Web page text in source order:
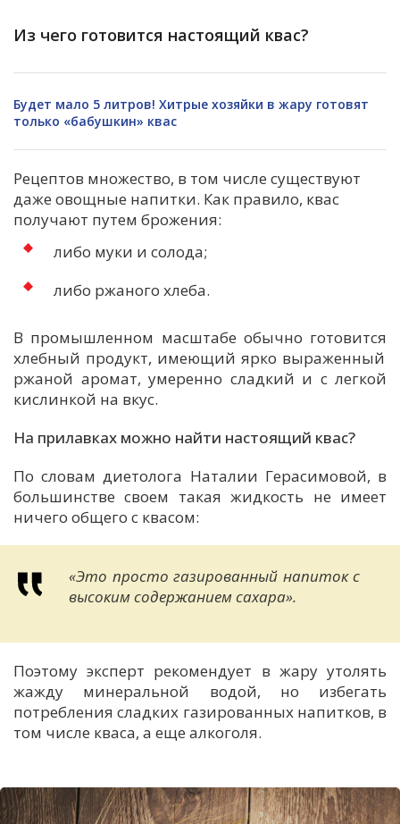
М
Я
Из чего готовится настоящий квас?
Будет мало 5 литров! Хитрые хозяйки в жару готовят
только «бабушкин» квас
Рецептов множество, в том числе существуют
даже овощные напитки. Как правило, квас
получают путем брожения:
либо муки и солода;
либо ржаного хлеба.
В промышленном масштабе обычно готовится
хлебный продукт, имеющий ярко выраженный
ржаной аромат, умеренно сладкий и с легкой
кислинкой на вкус.
На прилавках можно найти настоящий квас?
По словам диетолога Наталии Герасимовой, в
большинстве своем такая жидкость не имеет
ничего общего с квасом:
«Это просто газированный напиток с
высоким содержанием сахара».
Поэтому эксперт рекомендует в жару утолять
жажду минеральной водой, но избегать
потребления сладких газированных напитков, в
том числе кваса, а еще алкоголя.